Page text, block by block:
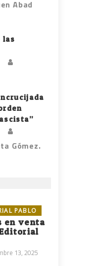
Abad
las
Gómez.
PABLO
en venta
13, 2025